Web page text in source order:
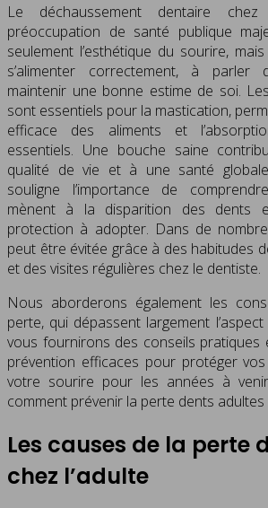
Le déchaussement dentaire
préoccupation de santé publique
seulement l’esthétique du sourire,
s’alimenter correctement, à parler
maintenir une bonne estime de soi.
sont essentiels pour la mastication,
efficace des aliments et
essentiels. Une bouche saine
qualité de vie et à une santé
souligne l’importance de
mènent à la disparition des dents
protection à adopter. Dans de
peut être évitée grâce à des habitudes
et des visites régulières chez le dentiste.
Nous aborderons également les
perte, qui dépassent largement
vous fournirons des conseils pratiques
prévention efficaces pour protéger
votre sourire pour les années à
comment prévenir la perte dents adultes
Les causes de la perte
chez l’adulte